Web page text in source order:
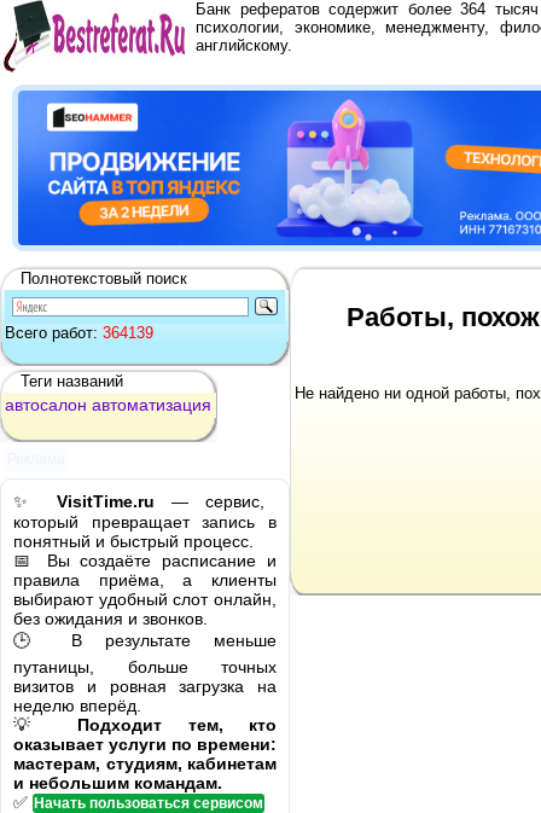
Банк рефератов содержит более 364
психологии, экономике, менеджменту,
английскому.
Полнотекстовый поиск
Всего работ: 364139
Теги названий
автосалон автоматизация
✨ VisitTime.ru — сервис,
который превращает запись в
понятный и быстрый процесс.
📅 Вы создаёте расписание и
правила приёма, а клиенты
выбирают удобный слот онлайн,
без ожидания и звонков.
🕒 В результате меньше
путаницы, больше точных
визитов и ровная загрузка на
неделю вперёд.
💡 Подходит тем, кто
оказывает услуги по времени:
мастерам, студиям, кабинетам
и небольшим командам.
✅ Начать пользоваться сервисом
Работы,
Не найдено ни одной работы,